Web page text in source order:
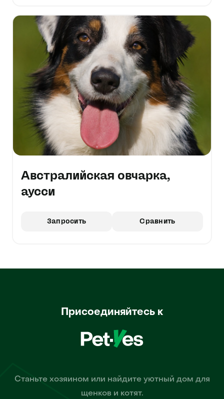
Австралийская овчарка,
аусси
Запросить Сравнить
Присоединяйтесь к
Станьте хозяином или найдите уютный дом для
щенков и котят.